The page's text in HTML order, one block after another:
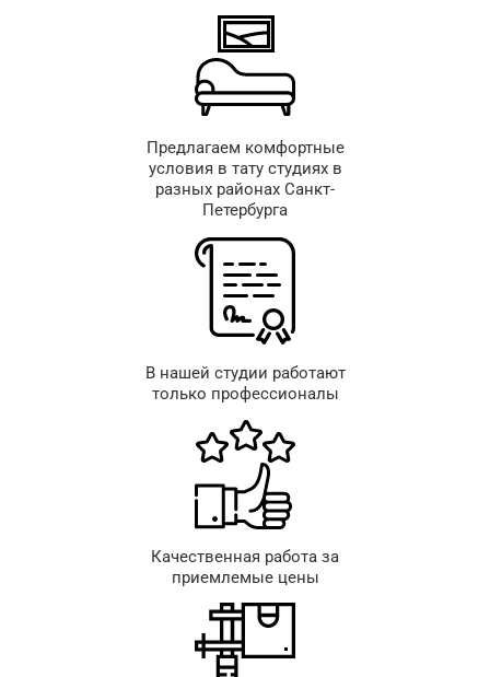
Предлагаем комфортные
условия в тату студиях в
разных районах Санкт-
Петербурга
В нашей студии работают
только профессионалы
Качественная работа за
приемлемые цены